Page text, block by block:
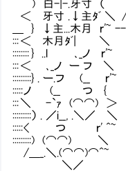
) 白-|-.牙
＜ 牙寸 .↓主
＿ } ↓主...木月
::: ＜ 木月ﾀﾞ|
:::::::: } ..l ､_ノ
::: ＜ ､_ノ ー
:::::::::} . ー.フ
::::: ノ (__
::: ＼ -`ｧ
:::::::::） . ／
::::: < つ ｒ
:::::::::)
/＿_.＼.(⌒⌒)⌒^~
＼／